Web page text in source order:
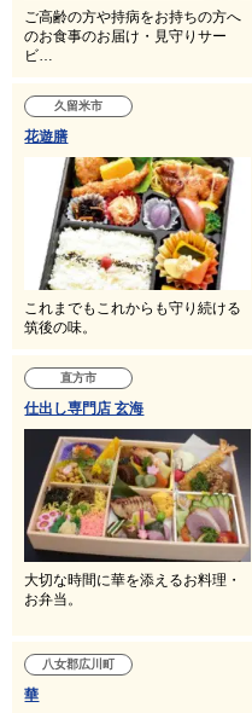
ご高齢の方や持病をお持ちの方へ
のお食事のお届け・見守りサー
ビ…
久留米市
花遊膳
これまでもこれからも守り続ける
筑後の味。
直方市
仕出し専門店 玄海
大切な時間に華を添えるお料理・
お弁当。
八女郡広川町
華